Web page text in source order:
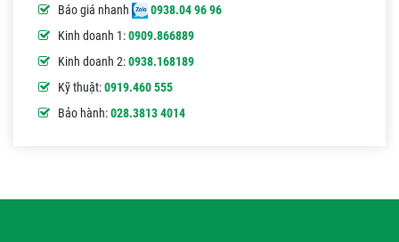
Báo giá nhanh
0938.04 96 96
Kinh doanh 1:0909.866889
Kinh doanh 2:0938.168189
Kỹ thuật:0919.460 555
Bảo hành:028.3813 4014